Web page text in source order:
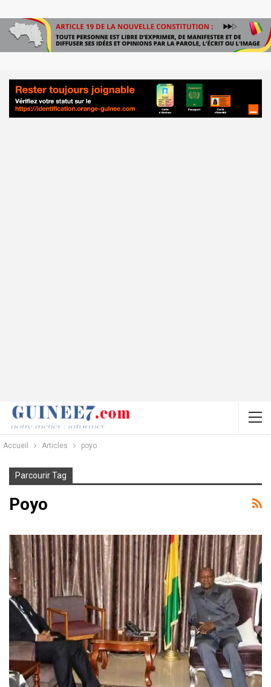
Accueil Articles poyo
Parcourir Tag
Poyo